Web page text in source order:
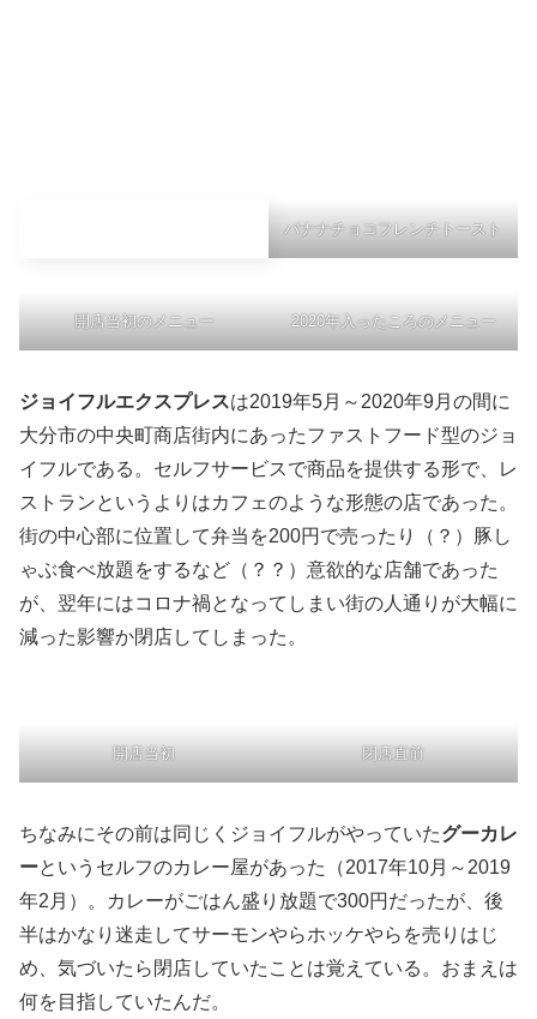
バナナチョコフレンチトースト
開店当初のメニュー 2020年入ったころのメニュー
ジョイフルエクスプレスは2019年5月～2020年9月の間に
大分市の中央町商店街内にあったファストフード型のジョ
イフルである。セルフサービスで商品を提供する形で、レ
ストランというよりはカフェのような形態の店であった。
街の中心部に位置して弁当を200円で売ったり（？）豚し
ゃぶ食べ放題をするなど（？？）意欲的な店舗であった
が、翌年にはコロナ禍となってしまい街の人通りが大幅に
減った影響か閉店してしまった。
開店当初 閉店直前
ちなみにその前は同じくジョイフルがやっていたグーカレ
ーというセルフのカレー屋があった（2017年10月～2019
年2月）。カレーがごはん盛り放題で300円だったが、後
半はかなり迷走してサーモンやらホッケやらを売りはじ
め、気づいたら閉店していたことは覚えている。おまえは
何を目指していたんだ。